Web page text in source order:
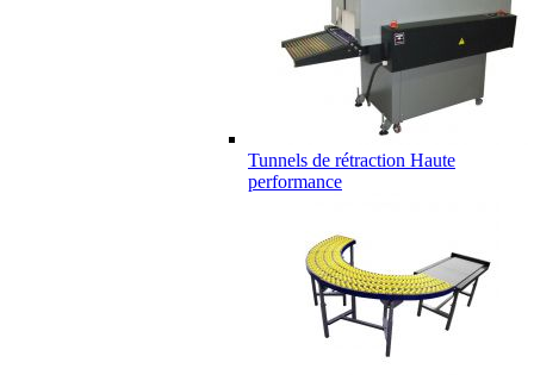
Tunnels de rétraction Haute
performance